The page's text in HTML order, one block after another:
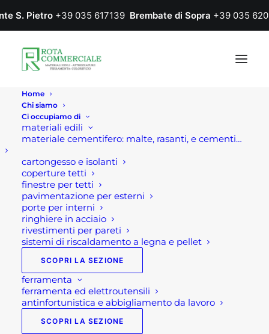
S. Pietro +39 035 617139 Brembate di Sopra +39 035
Home
Chi siamo
Ci occupiamo di
materiali edili
materiale cementifero: malte, rasanti, e cementi…
cartongesso e isolanti
coperture tetti
finestre per tetti
pavimentazione per esterni
porte per interni
ringhiere in acciaio
rivestimenti per pareti
sistemi di riscaldamento a legna e pellet
SCOPRI LA SEZIONE
ferramenta
ferramenta ed elettroutensili
antinfortunistica e abbigliamento da lavoro
SCOPRI LA SEZIONE
Home Prodotto Colore ANTICO
ANTICO